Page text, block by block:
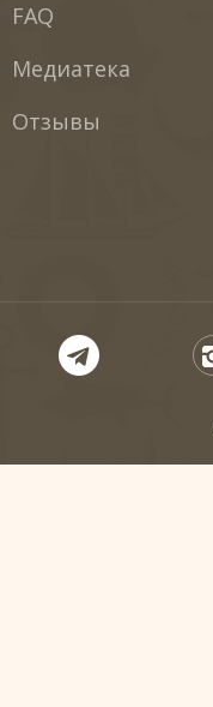
FAQ
Медиатека
Отзывы